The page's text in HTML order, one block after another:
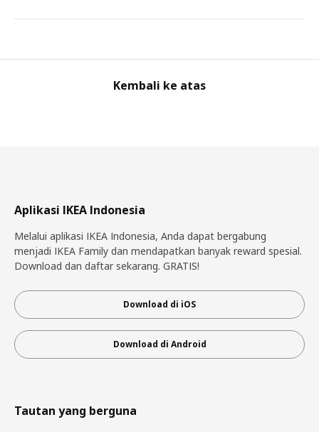
Kembali ke atas
Aplikasi IKEA Indonesia
Melalui aplikasi IKEA Indonesia, Anda dapat bergabung
menjadi IKEA Family dan mendapatkan banyak reward spesial.
Download dan daftar sekarang. GRATIS!
Download di iOS
Download di Android
Tautan yang berguna